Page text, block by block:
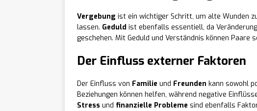
Vergebung ist ein wichtiger Schritt, um alte Wunden
lassen. Geduld ist ebenfalls essentiell, da
geschehen. Mit Geduld und Verständnis können Paare
Der Einfluss externer Faktoren
Der Einfluss von Familie und Freunden kann sowohl
Beziehungen können helfen, während negative
Stress und finanzielle Probleme sind ebenfalls